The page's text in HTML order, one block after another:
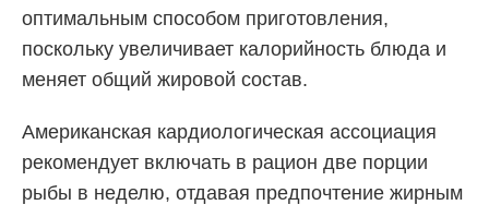
оптимальным способом приготовления,
поскольку увеличивает калорийность блюда и
меняет общий жировой состав.
Американская кардиологическая ассоциация
рекомендует включать в рацион две порции
рыбы в неделю, отдавая предпочтение жирным